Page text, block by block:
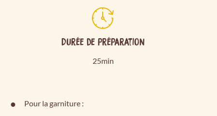
Durée de préparation
25min
Pour la garniture :